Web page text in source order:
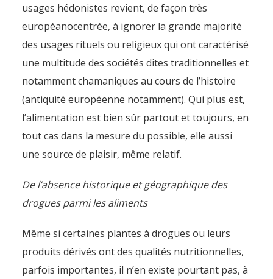
usages hédonistes revient, de façon très
européanocentrée, à ignorer la grande majorité
des usages rituels ou religieux qui ont caractérisé
une multitude des sociétés dites traditionnelles et
notamment chamaniques au cours de l’histoire
(antiquité européenne notamment). Qui plus est,
l’alimentation est bien sûr partout et toujours, en
tout cas dans la mesure du possible, elle aussi
une source de plaisir, même relatif.
De l’absence historique et géographique des
drogues parmi les aliments
Même si certaines plantes à drogues ou leurs
produits dérivés ont des qualités nutritionnelles,
parfois importantes, il n’en existe pourtant pas, à